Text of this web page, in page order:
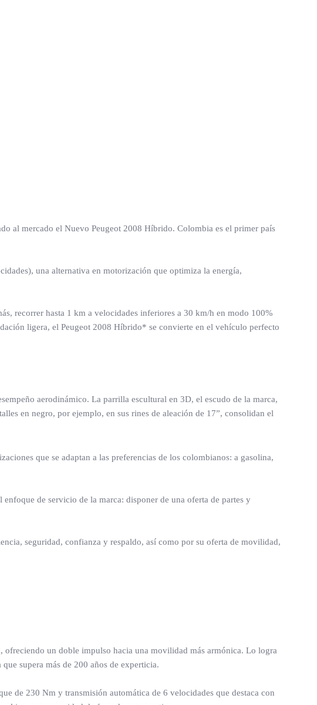
al mercado el Nuevo Peugeot 2008 Híbrido. Colombia es el primer país
una alternativa en motorización que optimiza la energía,
recorrer hasta 1 km a velocidades inferiores a 30 km/h en modo 100%
ligera, el Peugeot 2008 Híbrido* se convierte en el vehículo perfecto
aerodinámico. La parrilla escultural en 3D, el escudo de la marca,
en negro, por ejemplo, en sus rines de aleación de 17”, consolidan el
que se adaptan a las preferencias de los colombianos: a gasolina,
de servicio de la marca: disponer de una oferta de partes y
seguridad, confianza y respaldo, así como por su oferta de movilidad,
un doble impulso hacia una movilidad más armónica. Lo logra
supera más de 200 años de experticia.
de 230 Nm y transmisión automática de 6 velocidades que destaca con